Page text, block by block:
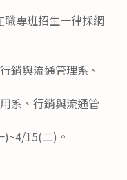
專班招生一律採網
銷與流通管理系、
系、行銷與流通管
15(二)。